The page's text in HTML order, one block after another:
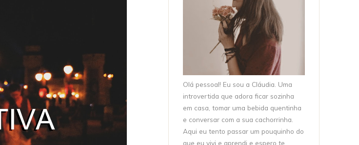
Olá pessoal! Eu sou a Cláudia. Uma
introvertida que adora ficar sozinha
em casa, tomar uma bebida quentinha
e conversar com a sua cachorrinha.
Aqui eu tento passar um pouquinho do
que eu vivi e aprendi e espero te